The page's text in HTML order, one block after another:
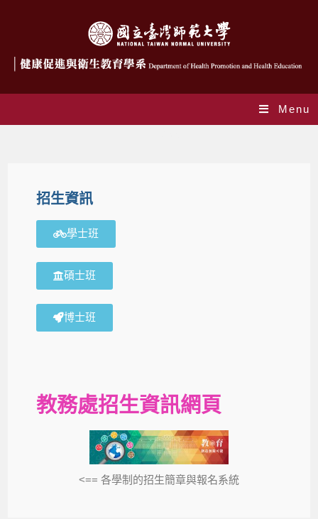
Menu
招生資訊
學士班
碩士班
博士班
教務處招生資訊網頁
<== 各學制的招生簡章與報名系統